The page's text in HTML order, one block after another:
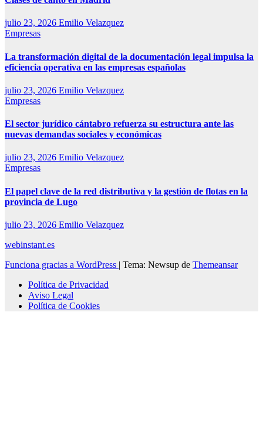
julio 23, 2026 Emilio Velazquez
Empresas
La transformación digital de la documentación legal impulsa la
eficiencia operativa en las empresas españolas
julio 23, 2026 Emilio Velazquez
Empresas
El sector jurídico cántabro refuerza su estructura ante las
nuevas demandas sociales y económicas
julio 23, 2026 Emilio Velazquez
Empresas
El papel clave de la red distributiva y la gestión de flotas en la
provincia de Lugo
julio 23, 2026 Emilio Velazquez
webinstant.es
Funciona gracias a WordPress | Tema: Newsup de Themeansar
Política de Privacidad
Aviso Legal
Política de Cookies